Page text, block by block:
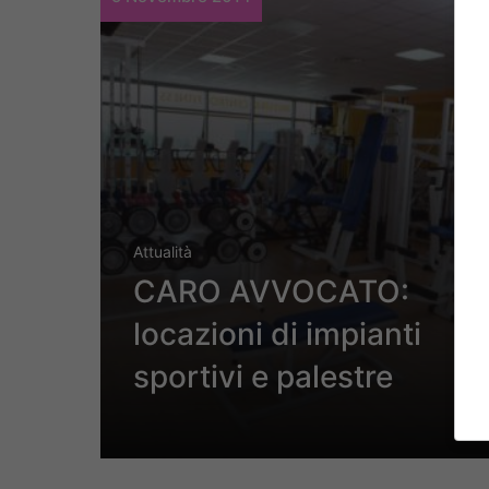
Attualità
CARO AVVOCATO:
locazioni di impianti
sportivi e palestre